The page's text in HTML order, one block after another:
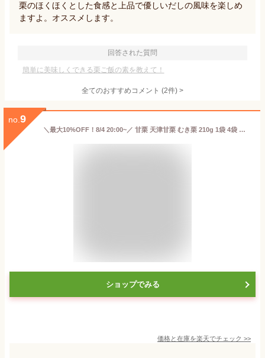
栗のほくほくとした食感と上品で優しいだしの風味を楽しめ
ますよ。オススメします。
回答された質問
簡単に美味しくできる栗ご飯の素を教えて！
全てのおすすめコメント (2件) >
no. 9
＼最大10%OFF！8/4 20:00~／ 甘栗 天津甘栗 むき栗 210g 1袋 4袋 ほくほく くり おやつ 有機栽培 栗 くり 栗ごはん クリ 夜食 ローリングストック 常備食 有機 JAS認証 オーガニック 朝食 置き換え ダイエット
ショップでみる
価格と在庫を楽天でチェック >>